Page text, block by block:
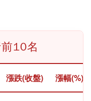
10名
漲跌(收盤) 漲幅(%)